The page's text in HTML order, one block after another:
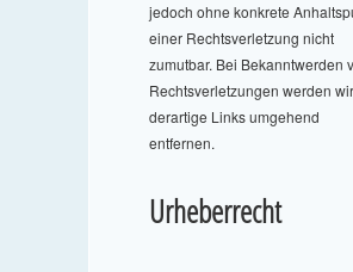
jedoch ohne konkrete
einer Rechtsverletzung nicht
zumutbar. Bei Bekanntwerden
Rechtsverletzungen werden wir
derartige Links umgehend
entfernen.
Urheberrecht